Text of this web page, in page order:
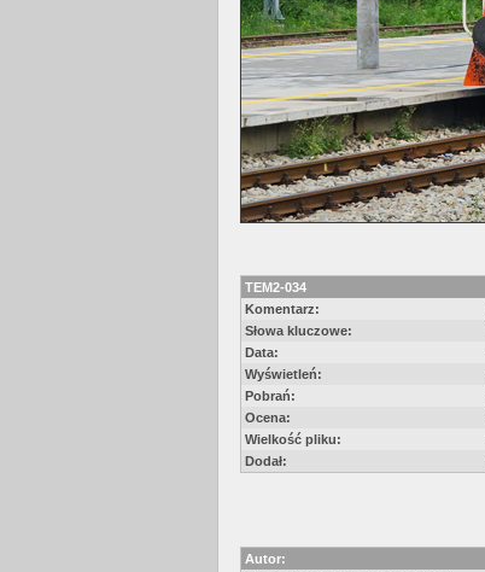
TEM2-034
Komentarz:
Słowa kluczowe:
Data:
Wyświetleń:
Pobrań:
Ocena:
Wielkość pliku:
Dodał:
Autor: